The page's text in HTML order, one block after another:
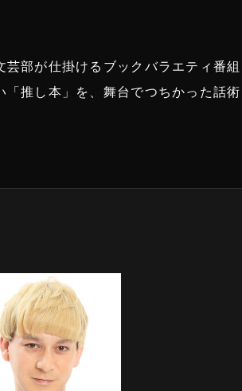
部が仕掛けるブックバラエティ番組
推し本」を、舞台でつちかった話